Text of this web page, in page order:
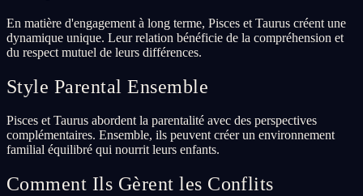
En matière d'engagement à long terme, Pisces et Taurus créent une
dynamique unique. Leur relation bénéficie de la compréhension et
du respect mutuel de leurs différences.
Style Parental Ensemble
Pisces et Taurus abordent la parentalité avec des perspectives
complémentaires. Ensemble, ils peuvent créer un environnement
familial équilibré qui nourrit leurs enfants.
Comment Ils Gèrent les Conflits